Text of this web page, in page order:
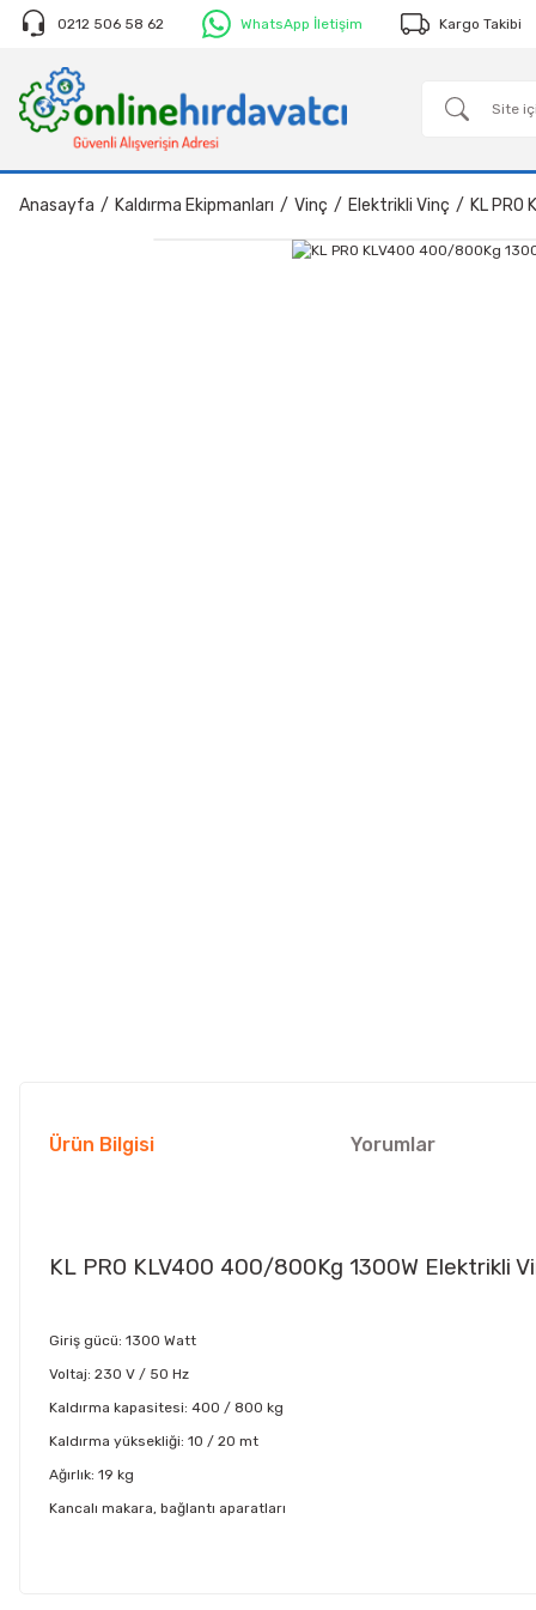
0212 506 58 62 WhatsApp İletişim Kargo Takibi
Anasayfa Kaldırma Ekipmanları Vinç Elektrikli Vinç KL
Ürün Bilgisi Yorumlar
KL PRO KLV400 400/800Kg 1300W Elektrikli
Giriş gücü: 1300 Watt
Voltaj: 230 V / 50 Hz
Kaldırma kapasitesi: 400 / 800 kg
Kaldırma yüksekliği: 10 / 20 mt
Ağırlık: 19 kg
Kancalı makara, bağlantı aparatları